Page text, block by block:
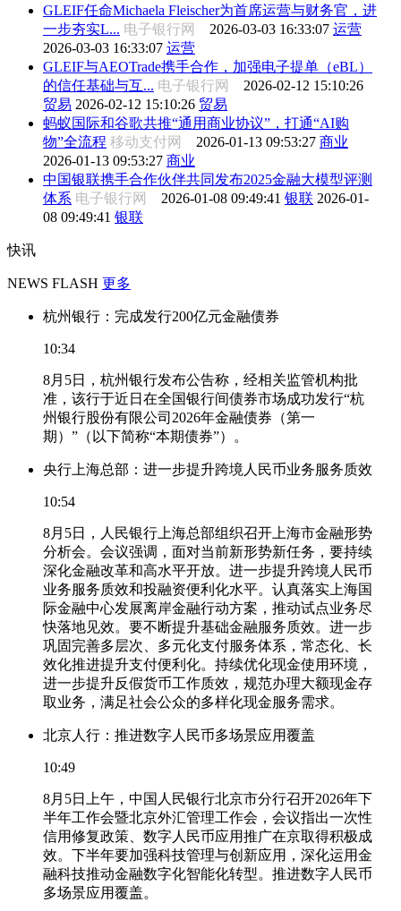
GLEIF任命Michaela Fleischer为首席运营与财务官，进
一步夯实L... 电子银行网 2026-03-03 16:33:07 运营
2026-03-03 16:33:07 运营
GLEIF与AEOTrade携手合作，加强电子提单（eBL）
的信任基础与互... 电子银行网 2026-02-12 15:10:26
贸易 2026-02-12 15:10:26 贸易
蚂蚁国际和谷歌共推“通用商业协议”，打通“AI购
物”全流程 移动支付网 2026-01-13 09:53:27 商业
2026-01-13 09:53:27 商业
中国银联携手合作伙伴共同发布2025金融大模型评测
体系 电子银行网 2026-01-08 09:49:41 银联 2026-01-
08 09:49:41 银联
快讯
NEWS FLASH 更多
杭州银行：完成发行200亿元金融债券
10:34
8月5日，杭州银行发布公告称，经相关监管机构批
准，该行于近日在全国银行间债券市场成功发行“杭
州银行股份有限公司2026年金融债券（第一
期）”（以下简称“本期债券”）。
央行上海总部：进一步提升跨境人民币业务服务质效
10:54
8月5日，人民银行上海总部组织召开上海市金融形势
分析会。会议强调，面对当前新形势新任务，要持续
深化金融改革和高水平开放。进一步提升跨境人民币
业务服务质效和投融资便利化水平。认真落实上海国
际金融中心发展离岸金融行动方案，推动试点业务尽
快落地见效。要不断提升基础金融服务质效。进一步
巩固完善多层次、多元化支付服务体系，常态化、长
效化推进提升支付便利化。持续优化现金使用环境，
进一步提升反假货币工作质效，规范办理大额现金存
取业务，满足社会公众的多样化现金服务需求。
北京人行：推进数字人民币多场景应用覆盖
10:49
8月5日上午，中国人民银行北京市分行召开2026年下
半年工作会暨北京外汇管理工作会，会议指出一次性
信用修复政策、数字人民币应用推广在京取得积极成
效。下半年要加强科技管理与创新应用，深化运用金
融科技推动金融数字化智能化转型。推进数字人民币
多场景应用覆盖。